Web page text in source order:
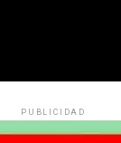
PUBLICIDAD